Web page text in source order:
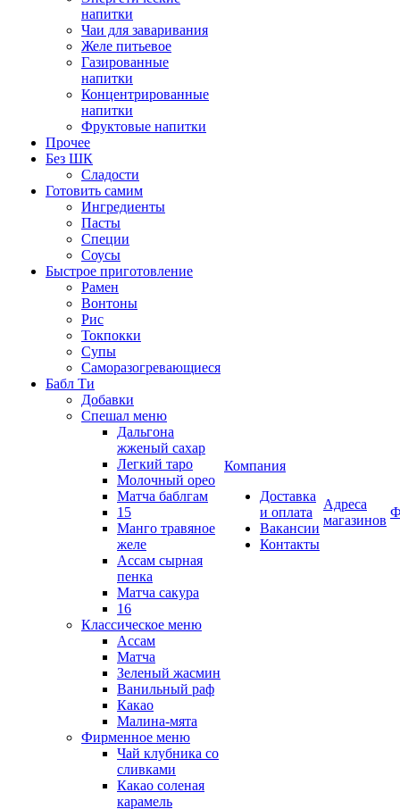
напитки
Чаи для заваривания
Желе питьевое
Газированные
напитки
Концентрированные
напитки
Фруктовые напитки
Прочее
Без ШК
Сладости
Готовить самим
Ингредиенты
Пасты
Специи
Соусы
Быстрое приготовление
Рамен
Вонтоны
Рис
Токпокки
Супы
Саморазогревающиеся
Бабл Ти
Добавки
Спешал меню
Дальгона
жженый сахар
Легкий таро
Молочный орео
Матча баблгам
15
Манго травяное
желе
Ассам сырная
пенка
Матча сакура
16
Классическое меню
Ассам
Матча
Зеленый жасмин
Ванильный раф
Какао
Малина-мята
Фирменное меню
Чай клубника со
сливками
Какао соленая
карамель
Компания
Доставка
и оплата
Вакансии
Контакты
Адреса
магазинов